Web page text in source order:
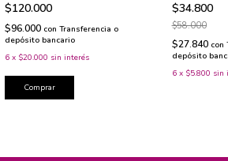
$120.000
$96.000 con Transferencia o
depósito bancario
6 x $20.000 sin interés
Comprar
$34.800
$58.000
$27.840 con
depósito
6 x $5.800 sin